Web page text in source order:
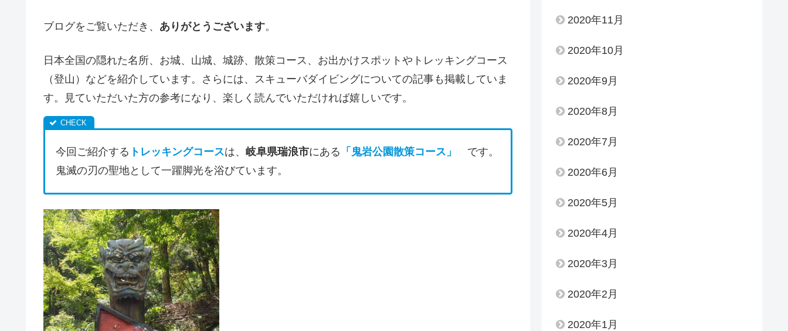
ブログをご覧いただき、 ありがとうございます。
日本全国の隠れた名所、お城、山城、城跡、散策コース、お出かけスポットやトレッキングコース
（登山）などを紹介しています。さらには、スキューバダイビングについての記事も掲載していま
す。見ていただいた方の参考になり、楽しく読んでいただければ嬉しいです。
今回ご紹介する トレッキングコースは、 岐阜県瑞浪市にある 「鬼岩公園散策コース 」 です。
鬼滅の刃の聖地として一躍脚光を浴びています。
2020年11月
2020年10月
2020年9月
2020年8月
2020年7月
2020年6月
2020年5月
2020年4月
2020年3月
2020年2月
2020年1月